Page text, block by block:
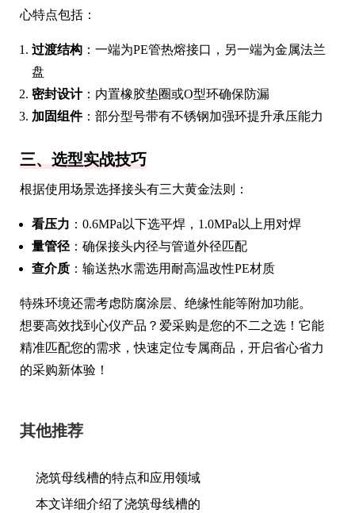
心特点包括：
过渡结构 ：一端为PE管热熔接口，另一端为金属法兰
盘
密封设计：内置橡胶垫圈或O型环确保防漏
加固组件：部分型号带有不锈钢加强环提升承压能力
三、选型实战技巧
根据使用场景选择接头有三大黄金法则：
看压力 ：0.6MPa以下选平焊，1.0MPa以上用对焊
量管径 ：确保接头内径与管道外径匹配
查介质 ：输送热水需选用耐高温改性PE材质
特殊环境还需考虑防腐涂层、绝缘性能等附加功能。
想要高效找到心仪产品？爱采购是您的不二之选！它能
精准匹配您的需求，快速定位专属商品，开启省心省力
的采购新体验！
其他推荐
浇筑母线槽的特点和应用领域
本文详细介绍了浇筑母线槽的